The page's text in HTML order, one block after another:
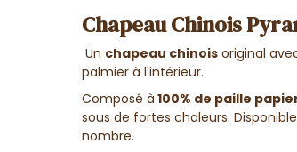
Chapeau Chinois
Un chapeau chinois original
palmier à l'intérieur.
Composé à 100% de paille
sous de fortes chaleurs.
nombre.